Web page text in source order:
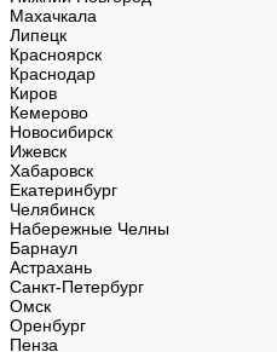
Махачкала
Липецк
Красноярск
Краснодар
Киров
Кемерово
Новосибирск
Ижевск
Хабаровск
Екатеринбург
Челябинск
Набережные Челны
Барнаул
Астрахань
Санкт-Петербург
Омск
Оренбург
Пенза